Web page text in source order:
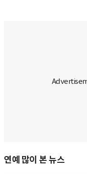
연예 많이 본 뉴스